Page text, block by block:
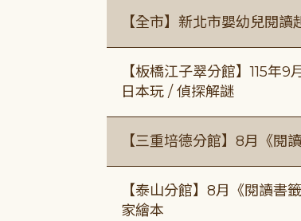
【全市】新北市嬰幼兒閱
【板橋江子翠分館】115年
日本玩 / 偵探解謎
【三重培德分館】8月《閱
【泰山分館】8月《閱讀書
家繪本